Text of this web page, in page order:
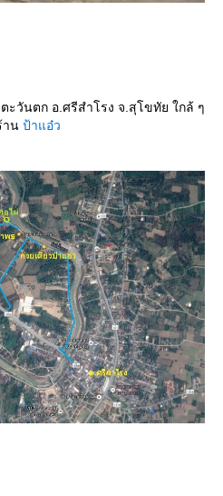
ะวันตก อ.ศรีสำโรง จ.สุโขทัย ใกล้ ๆ
าน ป้าแอ๋ว